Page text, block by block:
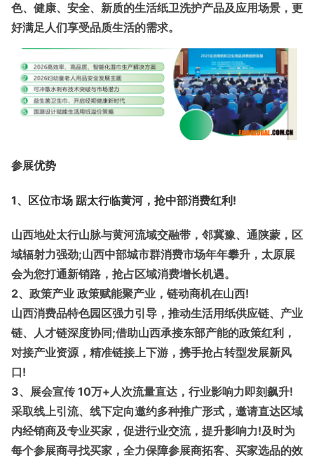
色、健康、安全、新质的生活纸卫洗护产品及应用场景，更
好满足人们享受品质生活的需求。
参展优势
1、区位市场 踞太行临黄河，抢中部消费红利!
山西地处太行山脉与黄河流域交融带，邻冀豫、通陕蒙，区
域辐射力强劲;山西中部城市群消费市场年年攀升，太原展
会为您打通新销路，抢占区域消费增长机遇。
2、政策产业 政策赋能聚产业，链动商机在山西!
山西消费品特色园区强力引导，推动生活用纸供应链、产业
链、人才链深度协同;借助山西承接东部产能的政策红利，
对接产业资源，精准链接上下游，携手抢占转型发展新风
口!
3、展会宣传 10万+人次流量直达，行业影响力即刻飙升!
采取线上引流、线下定向邀约多种推广形式，邀请直达区域
内经销商及专业买家，促进行业交流，提升影响力!及时为
每个参展商寻找买家，全力保障参展商拓客、买家选品的效